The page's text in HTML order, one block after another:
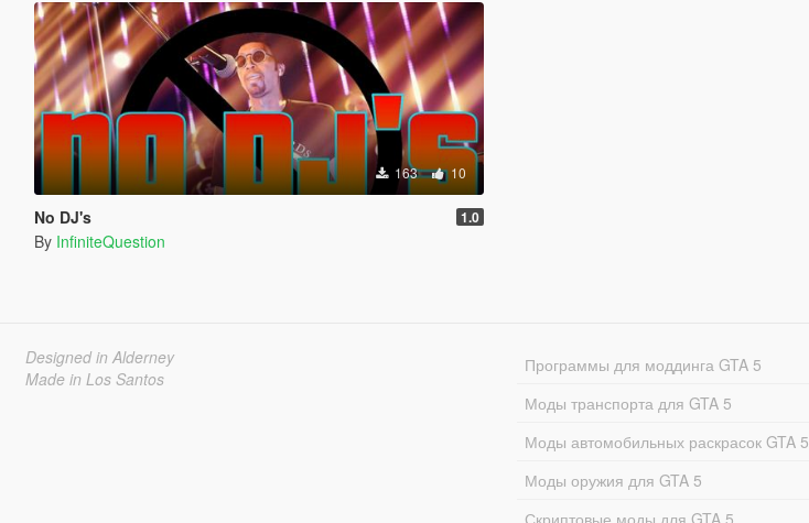
163 10
No DJ's 1.0
By InfiniteQuestion
Designed in Alderney
Made in Los Santos
Программы для моддинга GTA 5
Моды транспорта для GTA 5
Моды автомобильных раскрасок GTA 5
Моды оружия для GTA 5
Скриптовые моды для GTA 5